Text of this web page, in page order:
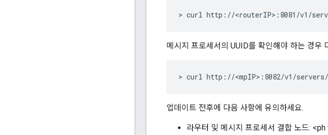
> curl http://<routerIP>:8081/v1/
메시지 프로세서의 UUID를 확인해야 하는 경우
> curl http://<mpIP>:8082/v1/
업데이트 전후에 다음 사항에 유의하세요.
라우터 및 메시지 프로세서 결합 노드: